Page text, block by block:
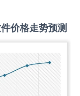
价格走势预测